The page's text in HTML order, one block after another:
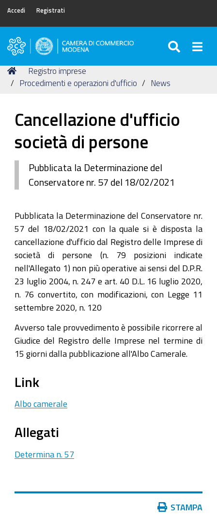
Accedi Registrati
Camera
Commercio
di
Tu
sei
Home
Registro imprese
Procedimenti e operazioni d'ufficio
News
Cancellazione d'ufficio
società di persone
Pubblicata la Determinazione del
Conservatore nr. 57 del 18/02/2021
Pubblicata la Determinazione del Conservatore nr.
57 del 18/02/2021 con la quale si è disposta la
cancellazione d'ufficio dal Registro delle Imprese di
società di persone (n. 79 posizioni indicate
nell'Allegato 1) non più operative ai sensi del D.P.R.
23 luglio 2004, n. 247 e art. 40 D.L. 16 luglio 2020,
n. 76 convertito, con modificazioni, con Legge 11
settembre 2020, n. 120
Avverso tale provvedimento è possibile ricorrere al
Giudice del Registro delle Imprese nel termine di
15 giorni dalla pubblicazione all'Albo Camerale.
Link
Albo camerale
Allegati
Determina n. 57
STAMPA